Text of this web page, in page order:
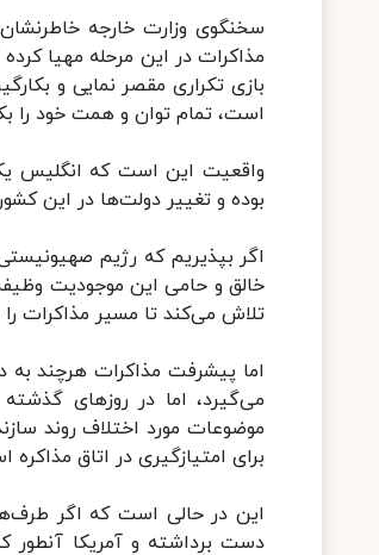
سخنگوی وزارت خارجه خاطرنشان
مذاکرات در این مرحله مهیا
بازی تکراری مقصر نمایی و
است، تمام توان و همت خود را
واقعیت این است که انگلیس
بوده و تغییر دولت‌ها در این
اگر بپذیریم که رژیم
خالق و حامی این موجودیت
تلاش می‌کند تا مسیر مذاکرات
اما پیشرفت مذاکرات هرچند
می‌گیرد، اما در روزهای
موضوعات مورد اختلاف روند
برای امتیازگیری در اتاق مذاکره
این در حالی است که اگر
دست برداشته و آمریکا